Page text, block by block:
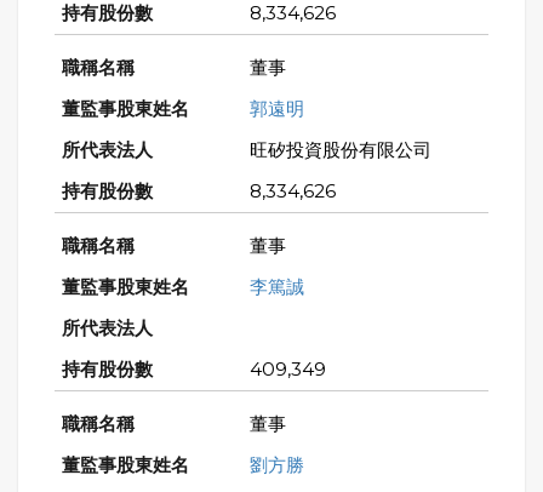
8,334,626
董事
郭遠明
旺矽投資股份有限公司
8,334,626
董事
李篤誠
409,349
董事
劉方勝